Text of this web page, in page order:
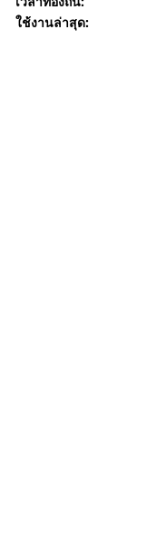
ใช้งานล่าสุด: